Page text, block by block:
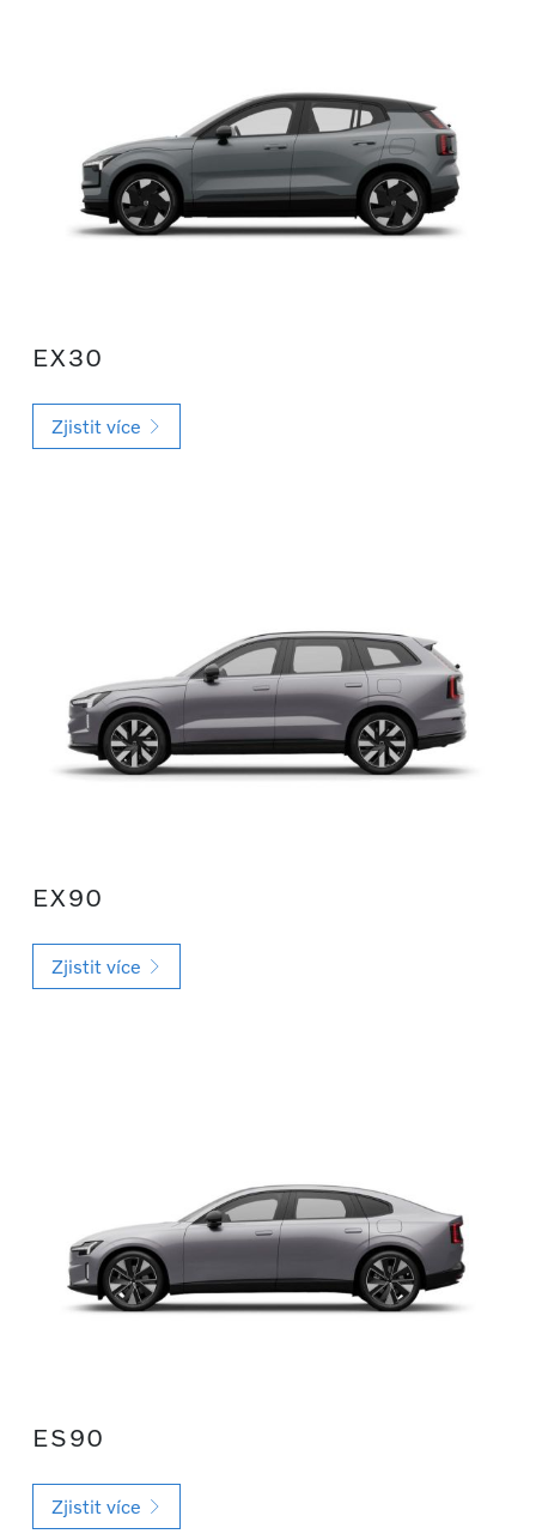
EX30
Zjistit více
EX90
Zjistit více
ES90
Zjistit více